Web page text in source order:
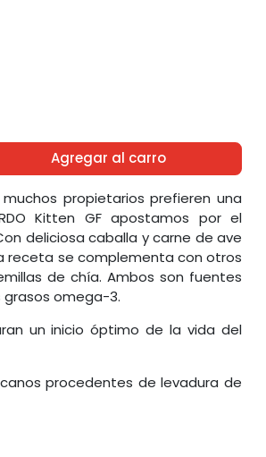
Agregar al carro
propietarios prefieren una
Kitten GF apostamos por el
deliciosa caballa y carne de ave
receta se complementa con otros
de chía. Ambos son fuentes
omega-3.
un inicio óptimo de la vida del
procedentes de levadura de